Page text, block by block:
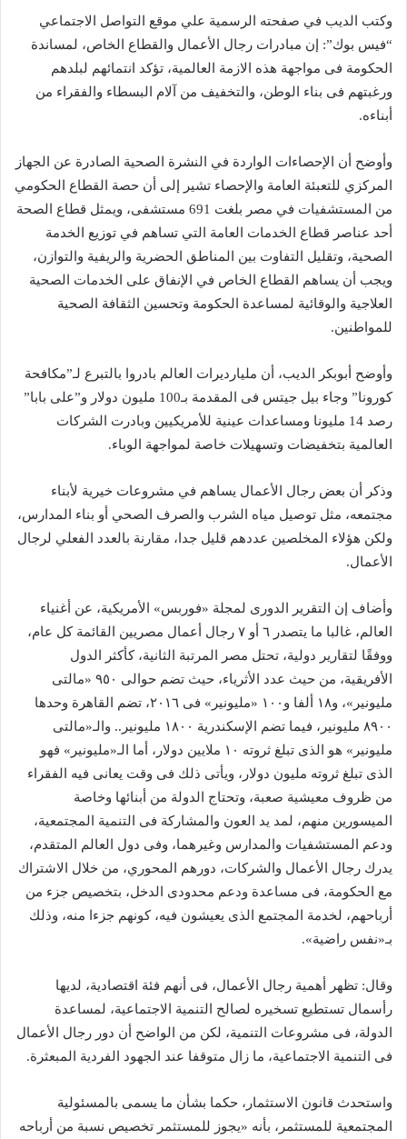
وكتب الديب في صفحته الرسمية علي موقع التواصل الاجتماعي
“فيس بوك”: إن مبادرات رجال الأعمال والقطاع الخاص، لمساندة
الحكومة فى مواجهة هذه الازمة العالمية، تؤكد انتمائهم لبلدهم
ورغبتهم فى بناء الوطن، والتخفيف من آلام البسطاء والفقراء من
أبناءه.
وأوضح أن الإحصاءات الواردة في النشرة الصحية الصادرة عن الجهاز
المركزي للتعبئة العامة والإحصاء تشير إلى أن حصة القطاع الحكومي
من المستشفيات في مصر بلغت 691 مستشفى، ويمثل قطاع الصحة
أحد عناصر قطاع الخدمات العامة التي تساهم في توزيع الخدمة
الصحية، وتقليل التفاوت بين المناطق الحضرية والريفية والتوازن،
ويجب أن يساهم القطاع الخاص في الإنفاق على الخدمات الصحية
العلاجية والوقائية لمساعدة الحكومة وتحسين الثقافة الصحية
للمواطنين.
وأوضح أبوبكر الديب، أن مليارديرات العالم بادروا بالتبرع لـ”مكافحة
كورونا” وجاء بيل جيتس فى المقدمة بـ100 مليون دولار و”على بابا”
رصد 14 مليونا ومساعدات عينية للأمريكيين وبادرت الشركات
العالمية بتخفيضات وتسهيلات خاصة لمواجهة الوباء.
وذكر أن بعض رجال الأعمال يساهم في مشروعات خيرية لأبناء
مجتمعه، مثل توصيل مياه الشرب والصرف الصحي أو بناء المدارس،
ولكن هؤلاء المخلصين عددهم قليل جدا، مقارنة بالعدد الفعلي لرجال
الأعمال.
وأضاف إن التقرير الدورى لمجلة «فوربس» الأمريكية، عن أغنياء
العالم، غالبا ما يتصدر ٦ أو ٧ رجال أعمال مصريين القائمة كل عام،
ووفقًا لتقارير دولية، تحتل مصر المرتبة الثانية، كأكثر الدول
الأفريقية، من حيث عدد الأثرياء، حيث تضم حوالى ٩٥٠ «مالتى
مليونير»، و١٨ ألفا و١٠٠ «مليونير» فى ٢٠١٦، تضم القاهرة وحدها
٨٩٠٠ مليونير، فيما تضم الإسكندرية ١٨٠٠ مليونير.. والـ«مالتى
مليونير» هو الذى تبلغ ثروته ١٠ ملايين دولار، أما الـ«مليونير» فهو
الذى تبلغ ثروته مليون دولار، ويأتى ذلك فى وقت يعانى فيه الفقراء
من ظروف معيشية صعبة، وتحتاج الدولة من أبنائها وخاصة
الميسورين منهم، لمد يد العون والمشاركة فى التنمية المجتمعية،
ودعم المستشفيات والمدارس وغيرهما، وفى دول العالم المتقدم،
يدرك رجال الأعمال والشركات، دورهم المحوري، من خلال الاشتراك
مع الحكومة، فى مساعدة ودعم محدودى الدخل، بتخصيص جزء من
أرباحهم، لخدمة المجتمع الذى يعيشون فيه، كونهم جزءا منه، وذلك
بـ«نفس راضية».
وقال: تظهر أهمية رجال الأعمال، فى أنهم فئة اقتصادية، لديها
رأسمال تستطيع تسخيره لصالح التنمية الاجتماعية، لمساعدة
الدولة، فى مشروعات التنمية، لكن من الواضح أن دور رجال الأعمال
فى التنمية الاجتماعية، ما زال متوقفا عند الجهود الفردية المبعثرة.
واستحدث قانون الاستثمار، حكما بشأن ما يسمى بالمسئولية
المجتمعية للمستثمر، بأنه «يجوز للمستثمر تخصيص نسبة من أرباحه